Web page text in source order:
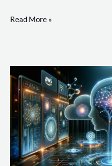
Desenvolvimento
um
com
AWS
Read More »